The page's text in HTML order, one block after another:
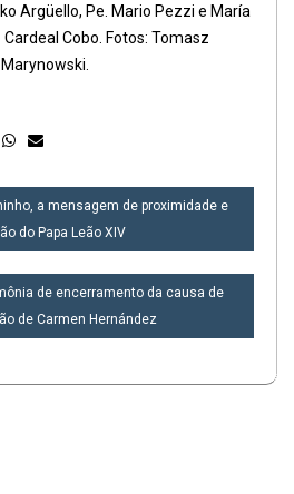
Argüello, Pe. Mario Pezzi e María
Cobo. Fotos: Tomasz
Marynowski.
a mensagem de proximidade e
do Papa Leão XIV
de encerramento da causa de
de Carmen Hernández